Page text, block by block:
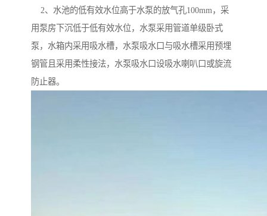
2、水池的低有效水位高于水泵的放气孔100mm，采
用泵房下沉低于低有效水位，水泵采用管道单级卧式
泵，水箱内采用吸水槽，水泵吸水口与吸水槽采用预埋
钢管且采用柔性接法，水泵吸水口设吸水喇叭口或旋流
防止器。